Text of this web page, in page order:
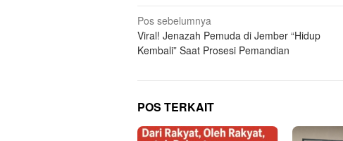
Navigasi
pos
Pos sebelumnya
Viral! Jenazah Pemuda di Jember “Hidup
Kembali” Saat Prosesi Pemandian
POS TERKAIT